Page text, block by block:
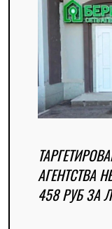
АГЕНТСТВА
458 РУБ ЗА